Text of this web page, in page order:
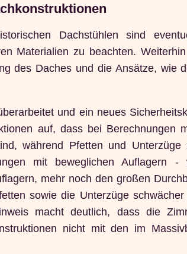
Dachstühlen sind
Materialien zu beachten.
des Daches und die Ansätze, wie
und ein neues
auf, dass bei Berechnungen
während Pfetten und Unterzüge
mit beweglichen Auflagern -
mehr noch den großen
sowie die Unterzüge
macht deutlich, dass die
nicht mit den im